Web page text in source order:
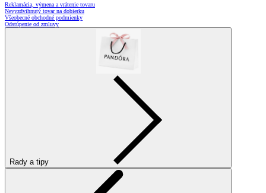
Reklamácia, výmena a vrátenie tovaru
Nevyzdvihnutý tovar na dobierku
Všeobecné obchodné podmienky
Odstúpenie od zmluvy
Rady a tipy